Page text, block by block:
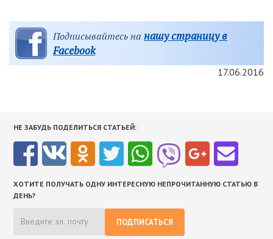
Подписывайтесь на нашу страницу в
Facebook
17.06.2016
НЕ ЗАБУДЬ ПОДЕЛИТЬСЯ СТАТЬЕЙ:
ХОТИТЕ ПОЛУЧАТЬ ОДНУ ИНТЕРЕСНУЮ НЕПРОЧИТАННУЮ СТАТЬЮ В
ДЕНЬ?
ПОДПИСАТЬСЯ